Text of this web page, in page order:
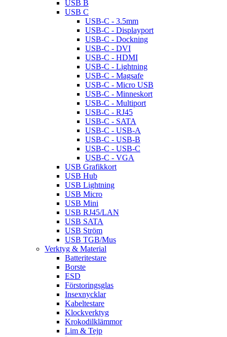
USB B
USB C
USB-C - 3.5mm
USB-C - Displayport
USB-C - Dockning
USB-C - DVI
USB-C - HDMI
USB-C - Lightning
USB-C - Magsafe
USB-C - Micro USB
USB-C - Minneskort
USB-C - Multiport
USB-C - RJ45
USB-C - SATA
USB-C - USB-A
USB-C - USB-B
USB-C - USB-C
USB-C - VGA
USB Grafikkort
USB Hub
USB Lightning
USB Micro
USB Mini
USB RJ45/LAN
USB SATA
USB Ström
USB TGB/Mus
Verktyg & Material
Batteritestare
Borste
ESD
Förstoringsglas
Insexnycklar
Kabeltestare
Klockverktyg
Krokodilklämmor
Lim & Tejp